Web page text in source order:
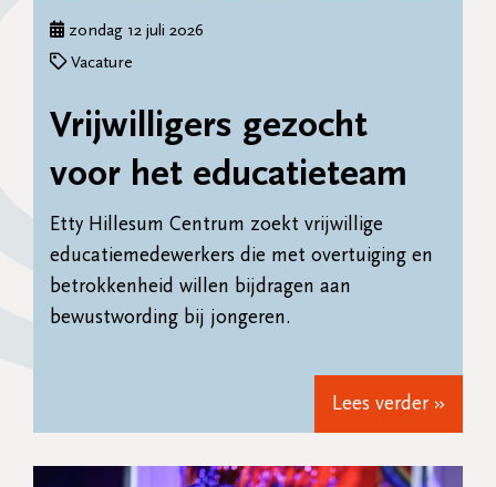
Lees verder »
zondag 12 juli 2026
Vacature
Vrijwilligers gezocht
voor het educatieteam
Etty Hillesum Centrum zoekt vrijwillige
educatiemedewerkers die met overtuiging en
betrokkenheid willen bijdragen aan
bewustwording bij jongeren.